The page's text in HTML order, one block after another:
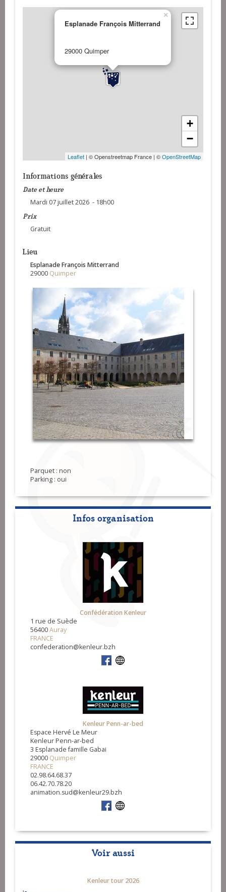
Esplanade François Mitterrand
29000 Quimper
×
+
−
Leaflet | © Openstreetmap France | ©OpenStreetMap
Informations générales
Date et heure
Mardi 07 juillet 2026 - 18h00
Prix
Gratuit
Lieu
Esplanade François Mitterrand
29000 Quimper
Parquet : non
Parking : oui
Infos organisation
Confédération Kenleur
1 rue de Suède
56400Auray
FRANCE
confederation@kenleur.bzh
Kenleur Penn-ar-bed
Espace Hervé Le Meur
Kenleur Penn-ar-bed
3 Esplanade famille Gabai
29000 Quimper
FRANCE
02.98.64.68.37
06.42.70.78.20
animation.sud@kenleur29.bzh
Voir aussi
Kenleur tour 2026